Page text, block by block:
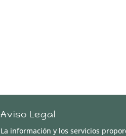
Aviso Legal
La información y los servicios